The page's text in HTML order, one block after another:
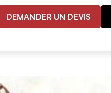
DEMANDER UN DEVIS